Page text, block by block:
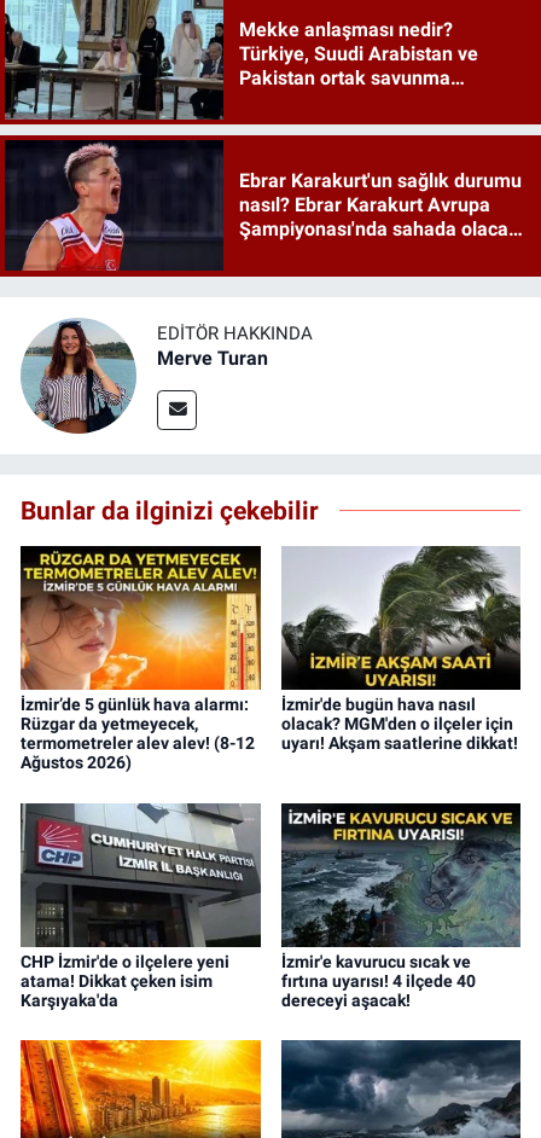
Mekke anlaşması nedir?
Türkiye, Suudi Arabistan ve
Pakistan ortak savunma
Ebrar Karakurt'un sağlık durumu
nasıl? Ebrar Karakurt Avrupa
Şampiyonası'nda sahada olacak
EDITÖR HAKKINDA
Merve Turan
Bunlar da ilginizi çekebilir
İzmir’de 5 günlük hava alarmı:
Rüzgar da yetmeyecek,
termometreler alev alev! (8-12
Ağustos 2026)
İzmir'de bugün hava nasıl
olacak? MGM'den o ilçeler için
uyarı! Akşam saatlerine dikkat!
CHP İzmir'de o ilçelere yeni
atama! Dikkat çeken isim
Karşıyaka'da
İzmir'e kavurucu sıcak ve
fırtına uyarısı! 4 ilçede 40
dereceyi aşacak!